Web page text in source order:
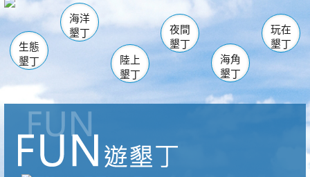
南仁湖
海生館
恆春 佳樂水
龍鑾潭自然中心 森林遊樂區
瓊麻館
關山 墾管處遊客中心
社頂公園 風吹沙
船帆石
白砂 龍磐公園
香蕉灣
砂島
鵝鑾鼻
生態
墾丁
海洋
墾丁
陸上
墾丁
夜間
墾丁
海角
墾丁
玩在
墾丁